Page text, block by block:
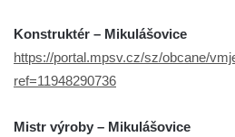
Konstruktér – Mikulášovice
https://portal.mpsv.cz/sz/obcane/
ref=11948290736
Mistr výroby – Mikulášovice